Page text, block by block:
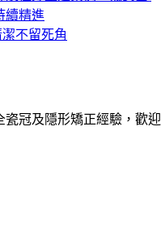
續精進
不留死角
冠及隱形矯正經驗，歡